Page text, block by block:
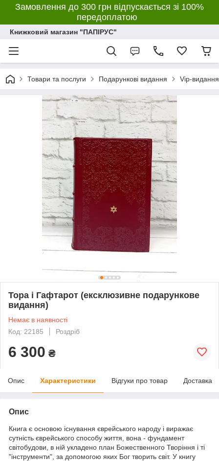
Замовлення до 300 грн відпускається зі 100%
передоплатою
Книжковий магазин "ПАПІРУС"
Товари та послуги Подарункові видання Vip-видання
Тора і Гафтарот (ексклюзивне подарункове
видання)
Немає в наявності
Код: 22185
Роздріб
6 300 ₴
Опис Характеристики Відгуки про товар Доставка
Опис
Книга є основою існування єврейського народу і виражає
сутність єврейського способу життя, вона - фундамент
світобудови, в ній укладено план Божественного Творіння і ті
"інструменти", за допомогою яких Бог творить світ. У книгу